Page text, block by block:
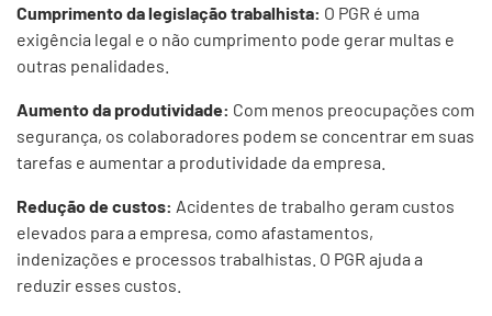
Cumprimento da legislação trabalhista: O PGR é uma
exigência legal e o não cumprimento pode gerar multas e
outras penalidades.
Aumento da produtividade: Com menos preocupações com
segurança, os colaboradores podem se concentrar em suas
tarefas e aumentar a produtividade da empresa.
Redução de custos: Acidentes de trabalho geram custos
elevados para a empresa, como afastamentos,
indenizações e processos trabalhistas. O PGR ajuda a
reduzir esses custos.